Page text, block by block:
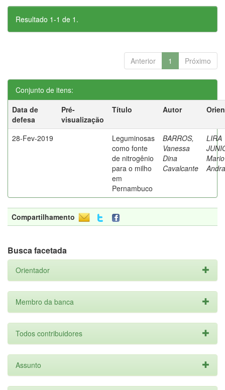
Resultado 1-1 de 1.
Anterior 1 Próximo
Conjunto de itens:
Data de
defesa
Pré-
visualização
Título Autor
28-Fev-2019
Leguminosas
como fonte
de nitrogênio
para o milho
em
Pernambuco
BARROS,
Vanessa
Dina
Cavalcante
LIRA
Compartilhamento
Busca facetada
Orientador
Membro da banca
Todos contribuidores
Assunto